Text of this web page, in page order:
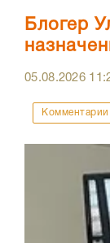
Блогер
05.08.2026
Комментарии